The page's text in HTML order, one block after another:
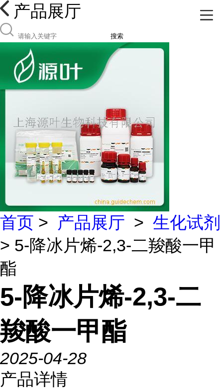
产品展厅
搜索
首页 > 产品展厅 > 生化试剂
> 5-降冰片烯-2,3-二羧酸一甲
酯
5-降冰片烯-2,3-二
羧酸一甲酯
2025-04-28
产品详情